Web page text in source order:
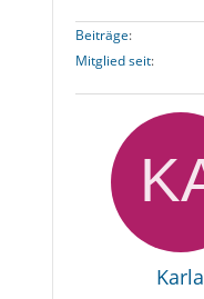
Beiträge
Mitglied seit
Karla